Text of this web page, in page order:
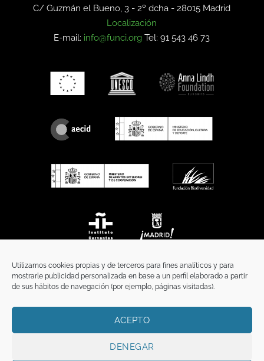
Utilizamos cookies propias y de terceros para fines analíticos y para
mostrarle publicidad personalizada en base a un perfil elaborado a partir
de sus hábitos de navegación (por ejemplo, páginas visitadas).
ACEPTO
DENEGAR
C/ Guzmán el Bueno, 3 - 2º dcha -28015 Madrid
Localización
E-mail: info@funci.org Tel: 91 543 46 73
TÉRMINOS Y CONDICIONES